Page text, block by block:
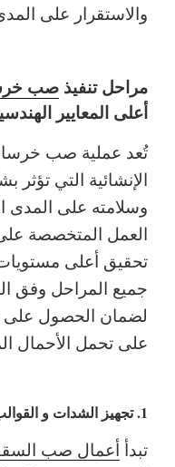
والاستقرار على
مراحل تنفيذ صب
أعلى المعايير
تُعد عملية صب
الإنشائية التي
وسلامته على المدى
العمل المتخصصة
تحقيق أعلى مستويات
جميع المراحل وفق
لضمان الحصول
على تحمل الأحمال
1. تجهيز الشدات و القوالب الخرسانية
تبدأ أعمال صب